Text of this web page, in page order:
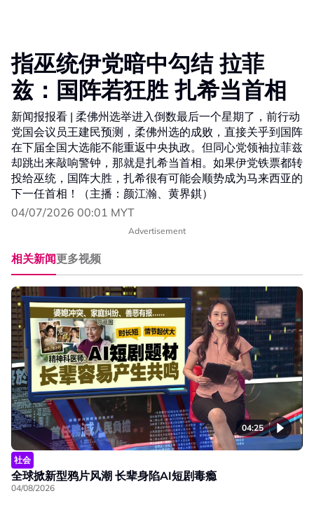
指巫统伊党暗中勾结 拉菲
兹：国阵若狂胜 扎希当首相
新闻报报看 | 柔佛州选举进入倒数最后一个星期了，前行动
党国会议员王建民预测，柔佛州选的成败，直接关乎到国阵
在下届全国大选能不能重返中央执政。但同心党领袖拉菲兹
却跳出来敲响警钟，那就是扎希当首相。如果伊党铁票都转
投给巫统，国阵大胜，扎希很有可能会顺势成为马来西亚的
下一任首相！（主播：颜江瀚、黄界錤）
04/07/2026 00:01 MYT
Advertisement
相关新闻更多视频
04:25
社会
全球掀新型鸦片风潮 长辈身陷AI短剧毒瘾
04/08/2026